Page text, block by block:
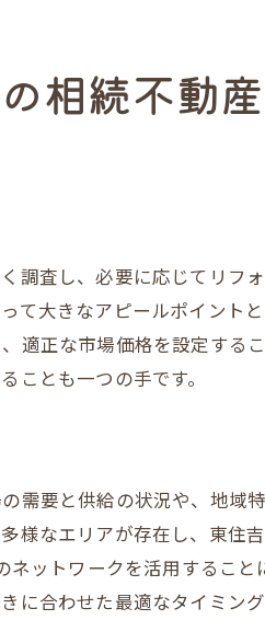
相続不動
調査し、必要に応じてリフ
て大きなアピールポイント
適正な市場価格を設定する
とも一つの手です。
需要と供給の状況や、地域
なエリアが存在し、東住吉
ットワークを活用すること
に合わせた最適なタイミン